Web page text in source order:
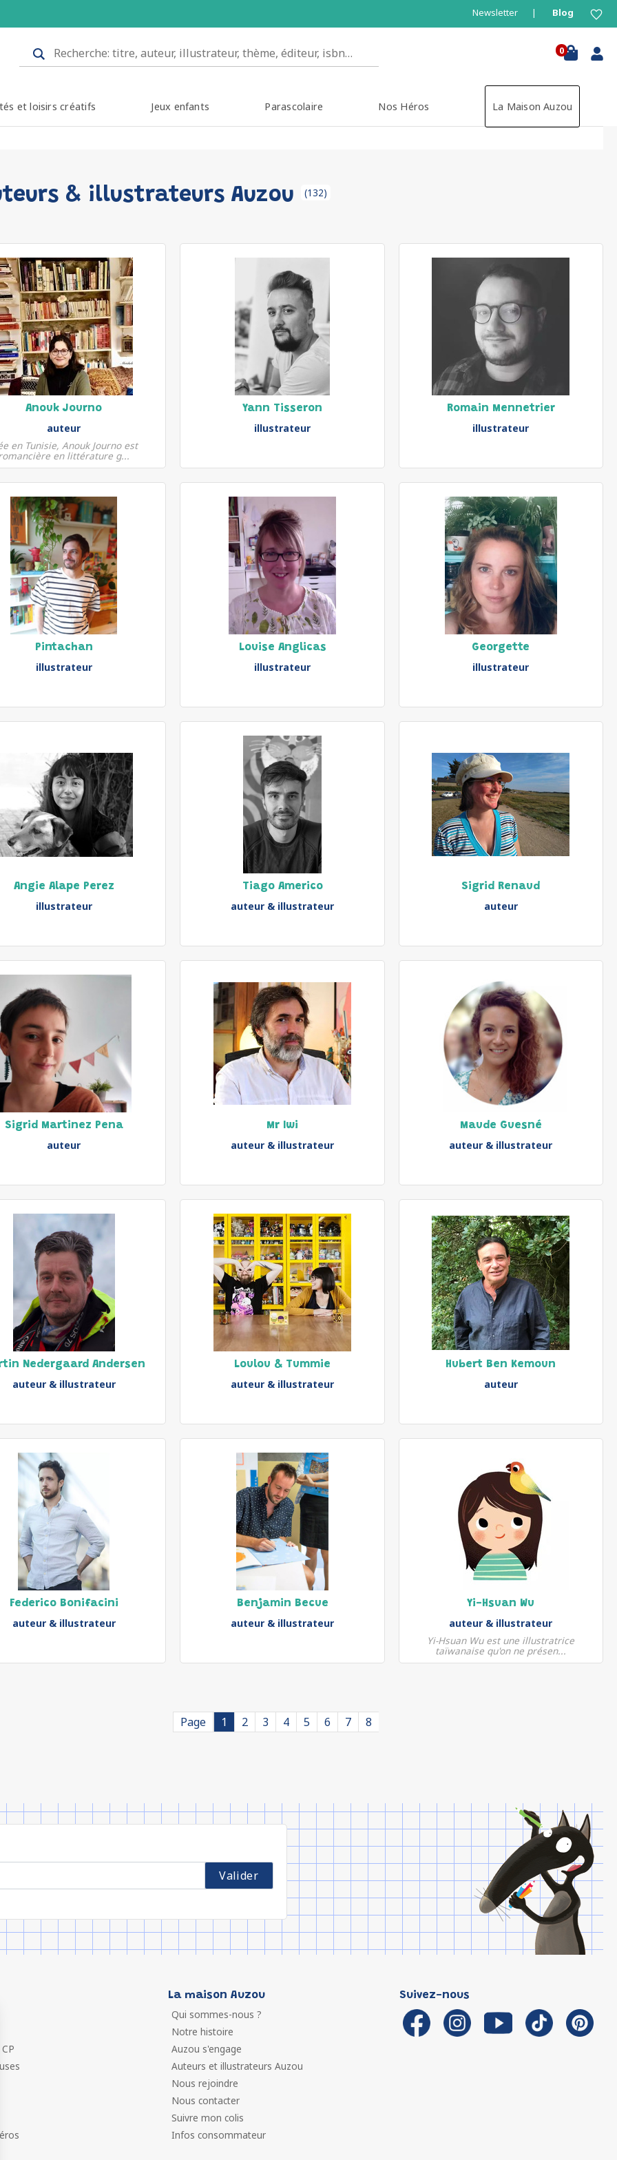
Newsletter Blog
0
et loisirs créatifs Jeux enfants Parascolaire Nos Héros La Maison Auzou
& illustrateurs Auzou (132)
Anouk Journo
auteur
en Tunisie, Anouk Journo est
en littérature g...
Yann Tisseron
illustrateur
Romain Mennetrier
illustrateur
Pintachan
illustrateur
Louise Anglicas
illustrateur
Georgette
illustrateur
Angie Alape Perez
illustrateur
Tiago Americo
auteur & illustrateur
Sigrid Renaud
auteur
Sigrid Martinez Pena
auteur
Mr Iwi
auteur & illustrateur
Maude Guesné
auteur & illustrateur
Nedergaard Andersen
auteur & illustrateur
Loulou & Tummie
auteur & illustrateur
Hubert Ben Kemoun
auteur
Federico Bonifacini
auteur & illustrateur
Benjamin Becue
auteur & illustrateur
Yi-Hsuan Wu
auteur & illustrateur
Yi-Hsuan Wu est une illustratrice
taïwanaise qu'on ne présen...
Page 1 2 3 4 5 6 7 8
La maison Auzou
Qui sommes-nous ?
Notre histoire
Auzou s'engage
Auteurs et illustrateurs Auzou
Nous rejoindre
Nous contacter
Suivre mon colis
Infos consommateur
Suivez-nous